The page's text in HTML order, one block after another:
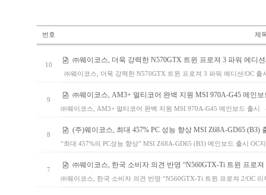
번호 제
10
㈜웨이코스, 더욱 강력한 N570GTX 트윈 프로져 3 파워 에디
㈜웨이코스, 더욱 강력한 N570GTX 트윈 프로져 3 파워 에디션/OC
9
㈜웨이코스, AM3+ 멀티코어 완벽 지원 MSI 970A-G45 메인보
㈜웨이코스, AM3+ 멀티코어 완벽 지원 MSI 970A-G45 메인보드 출
8
(주)웨이코스, 최대 457% PC 성능 향상 MSI Z68A-GD65 (B3)
“최대 457%의 PC성능 향상” MSI Z68A-GD65 (B3) 메인보드 출시
7
㈜웨이코스, 한국 소비자 의견 반영 “N560GTX-Ti 트윈 프로
㈜웨이코스, 한국 소비자 의견 반영 “N560GTX-Ti 트윈 프로져 2/OC